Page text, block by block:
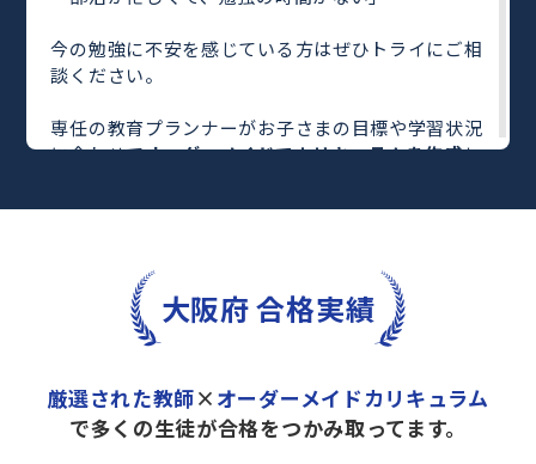
今の勉強に不安を感じている方はぜひトライにご相
談ください。
専任の教育プランナーがお子さまの目標や学習状況
に合わせてオーダーメイドでカリキュラムを作成し
完全マンツーマンで自分に合った教師がわかるまで
さらに、単元別の学習の理解度がわかる「AI学習診
や授業内容や授業以外の勉強をナビゲートする
「DAILY TRY」
など、豊富な学習コンテンツが
トライで一緒に“自己最高得点”を目指しません
か？
大阪府 合格実績
厳選された教師× オーダーメイドカリキュラム
で多くの生徒が合格をつかみ取ってます。